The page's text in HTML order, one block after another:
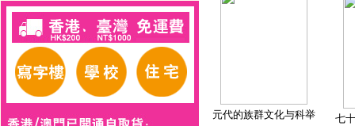
元代的族群文化与科举 七